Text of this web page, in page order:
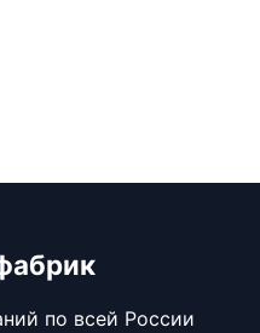
по всей России